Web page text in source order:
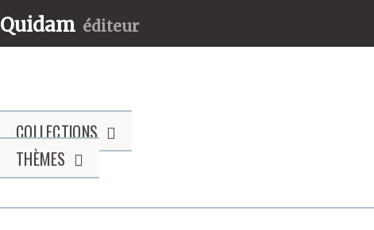
Quidam éditeur
COLLECTIONS
THÈMES